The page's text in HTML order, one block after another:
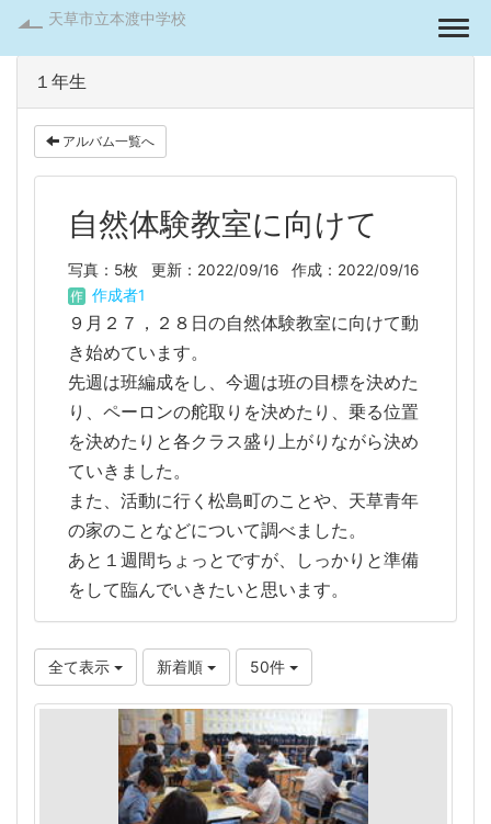
天草市立本渡中学校
１年生
アルバム一覧へ
自然体験教室に向けて
写真：5枚 更新：2022/09/16
作成：2022/09/16
作成者1
９月２７，２８日の自然体験教室に向けて動
き始めています。
先週は班編成をし、今週は班の目標を決めた
り、ペーロンの舵取りを決めたり、乗る位置
を決めたりと各クラス盛り上がりながら決め
ていきました。
また、活動に行く松島町のことや、天草青年
の家のことなどについて調べました。
あと１週間ちょっとですが、しっかりと準備
をして臨んでいきたいと思います。
全て表示 新着順 50件